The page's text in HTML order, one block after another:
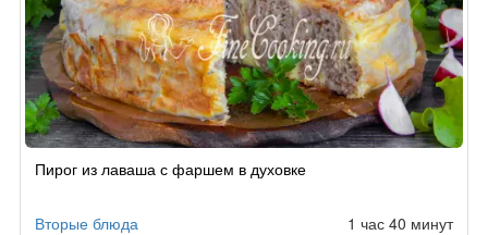
поПирог из лаваша с фаршем в духовке
Вторые блюда 1 час 40 минут